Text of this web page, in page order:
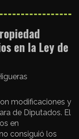
en la Ley de
modificaciones y
de Diputados. El
en
consiguió los